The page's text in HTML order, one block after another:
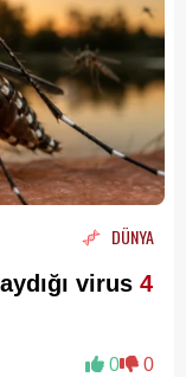
DÜNYA
virus 4
0 0